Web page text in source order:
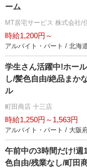
ーム
MT居宅サービス 株式会社/
時給1,200円～
アルバイト・パート / 北海
学生さん活躍中!ホー
し/髪色自由/絶品まか
ル
町田商店 十三店
時給1,250円～1,563円
アルバイト・パート / 大阪
午前中の3時間だけ!週
色自由/残業なし/町田